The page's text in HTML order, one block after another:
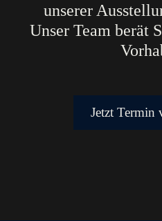
unserer
Unser Team berät
Jetzt Termin